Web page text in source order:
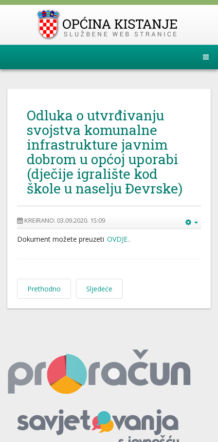
Odluka o utvrđivanju
svojstva komunalne
infrastrukture javnim
dobrom u općoj uporabi
(dječije igralište kod
škole u naselju Đevrske)
KREIRANO: 03.09.2020. 15:09
Dokument možete preuzeti OVDJE.
Prethodno Sljedeće